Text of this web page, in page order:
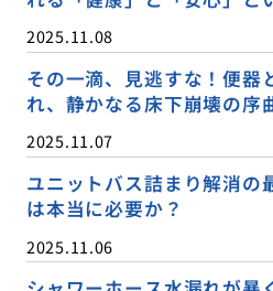
2025.11.08
その一滴、見逃すな！便器
れ、静かなる床下崩壊の序
2025.11.07
ユニットバス詰まり解消の
は本当に必要か？
2025.11.06